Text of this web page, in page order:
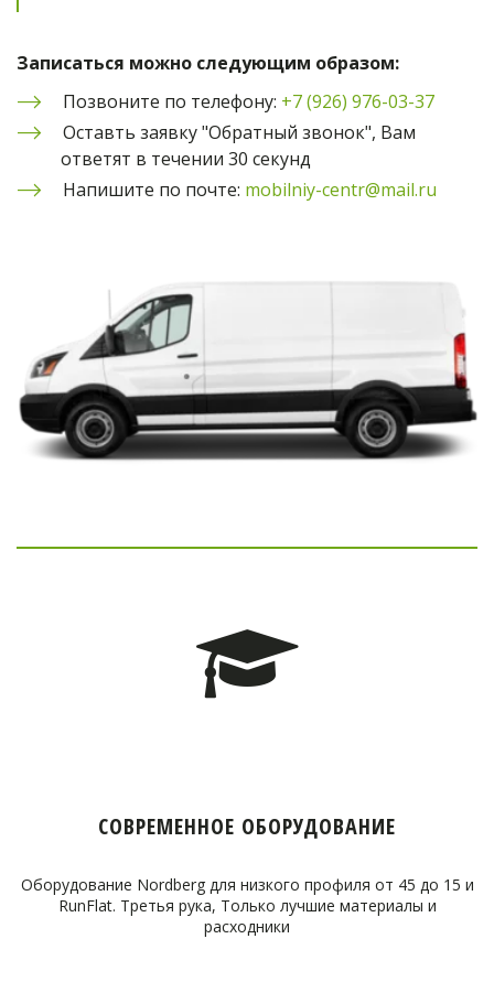
Записаться можно следующим образом:
Позвоните по телефону: +7 (926) 976-03-37
Оставть заявку "Обратный звонок", Вам
ответят в течении 30 секунд
Напишите по почте: mobilniy-centr@mail.ru
СОВРЕМЕННОЕ ОБОРУДОВАНИЕ
Оборудование Nordberg для низкого профиля от 45 до 15 и
RunFlat. Третья рука, Только лучшие материалы и
расходники